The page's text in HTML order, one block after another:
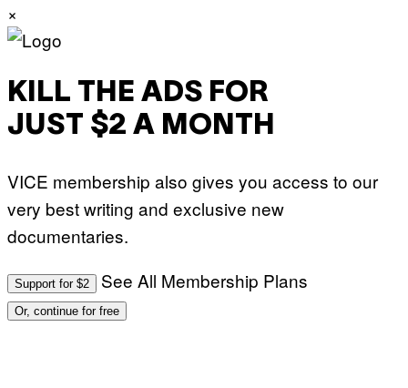
×
KILL THE ADS FOR
JUST $2 A MONTH
VICE membership also gives you access to our
very best writing and exclusive new
documentaries.
Support for $2 See All Membership Plans
Or, continue for free